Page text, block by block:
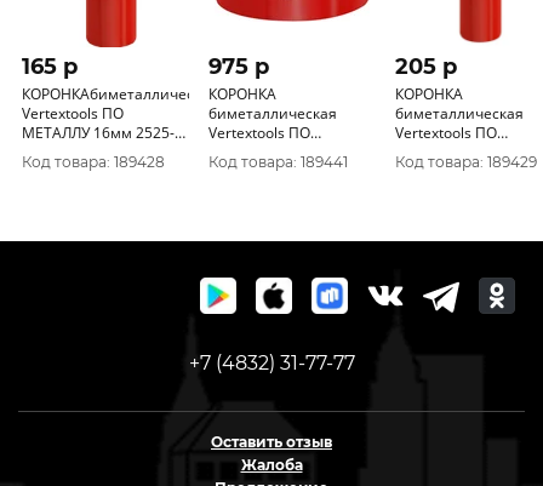
165 p
КОРОНКАбиметаллическая
Vertextools ПО
МЕТАЛЛУ 16мм 2525-
16
Код товара: 189428
975 p
КОРОНКА
биметаллическая
Vertextools ПО
МЕТАЛЛУ 102мм 2525-
102
Код товара: 189441
205 p
КОРОНКА
биметаллическая
Vertextools ПО
МЕТАЛЛУ 20мм
20
Код товара: 189429
+7 (4832) 31-77-77
Оставить отзыв
Жалоба